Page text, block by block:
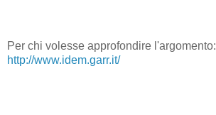
Per chi volesse approfondire l'argomento:
http://www.idem.garr.it/